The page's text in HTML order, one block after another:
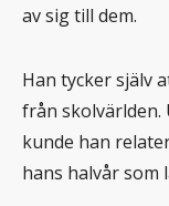
av sig till dem.
Han tycker själv
från skolvärlden.
kunde han
hans halvår som